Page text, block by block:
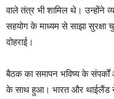
वाले तंत्र भी शामिल थे। उन्होंने
सहयोग के माध्यम से साझा सुरक्षा
दोहराई।
बैठक का समापन भविष्य के संपर्कों
के साथ हुआ। भारत और थाईलैंड ने